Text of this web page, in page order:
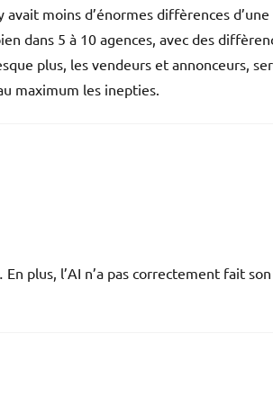
moins d’énormes diffèrences d’une
dans 5 à 10 agences, avec des
plus, les vendeurs et annonceurs,
maximum les inepties.
plus, l’AI n’a pas correctement fait son